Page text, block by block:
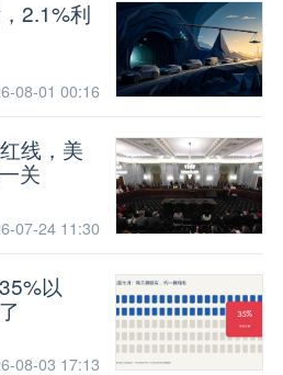
2.1%利
08-01 00:16
线，美
关
07-24 11:30
以
08-03 17:13